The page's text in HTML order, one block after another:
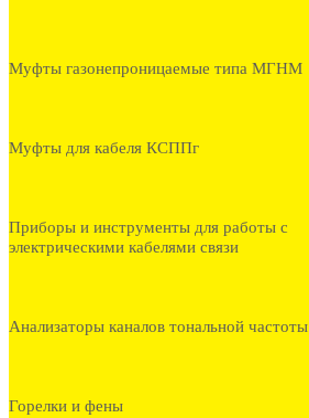
Муфты газонепроницаемые типа МГНМ
Муфты для кабеля КСППг
Приборы и инструменты для работы с
электрическими кабелями связи
Анализаторы каналов тональной частоты
Горелки и фены